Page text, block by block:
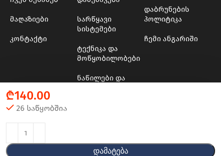
₾140.00
26 საწყობშია
Დამატება
მაღაზიები
კონტაქტი
სარწყავი
სისტემები
ტექნიკა და
მოწყობილობები
ნაწილები და
დაბრუნების
პოლიტიკა
ჩემი ანგარიში
© 2024 - 2025 Transporter